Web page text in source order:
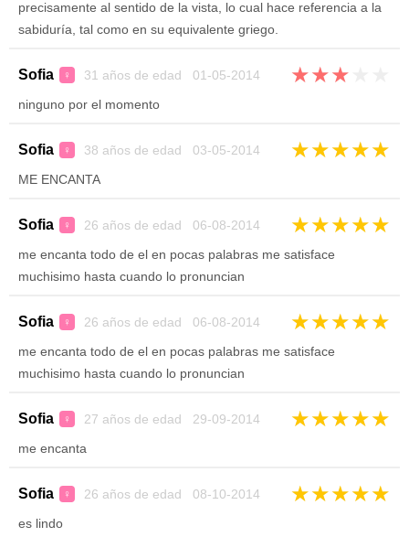
precisamente al sentido de la vista, lo cual hace referencia a la
sabiduría, tal como en su equivalente griego.
Sofia ♀ 31 años de edad 01-05-2014 ★★★
ninguno por el momento
Sofia ♀ 38 años de edad 03-05-2014 ★★★★★
ME ENCANTA
Sofia ♀ 26 años de edad 06-08-2014 ★★★★★
me encanta todo de el en pocas palabras me satisface
muchisimo hasta cuando lo pronuncian
Sofia ♀ 26 años de edad 06-08-2014 ★★★★★
me encanta todo de el en pocas palabras me satisface
muchisimo hasta cuando lo pronuncian
Sofia ♀ 27 años de edad 29-09-2014 ★★★★★
me encanta
Sofia ♀ 26 años de edad 08-10-2014 ★★★★★
es lindo